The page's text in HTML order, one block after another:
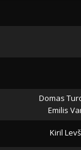
Domas
Emilis
Kiril